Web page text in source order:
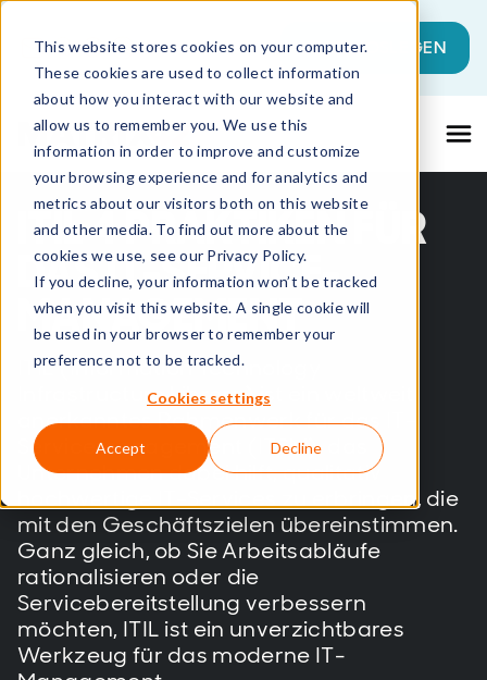
This website stores cookies on your computer.
These cookies are used to collect information
about how you interact with our website and
allow us to remember you. We use this
information in order to improve and customize
your browsing experience and for analytics and
metrics about our visitors both on this website
and other media. To find out more about the
cookies we use, see our Privacy Policy.
If you decline, your information won’t be tracked
when you visit this website. A single cookie will
be used in your browser to remember your
preference not to be tracked.
Cookies settings
Accept Decline
Dies ist ein Suchfeld mit einer
Es gibt keine Vorschläge, da das
JETZT LOSLEGEN
ITIL 4 PRAKTIKEN FÜR
DAS IT-SERVICE-
MANAGEMENT
ITIL (Information Technology
Infrastructure Library) ist ein weltweit
anerkanntes Rahmenwerk für das IT-
Servicemanagement (ITSM), das
Unternehmen dabei hilft, qualitativ
hochwertige IT-Services zu erbringen, die
mit den Geschäftszielen übereinstimmen.
Ganz gleich, ob Sie Arbeitsabläufe
rationalisieren oder die
Servicebereitstellung verbessern
möchten, ITIL ist ein unverzichtbares
Werkzeug für das moderne IT-